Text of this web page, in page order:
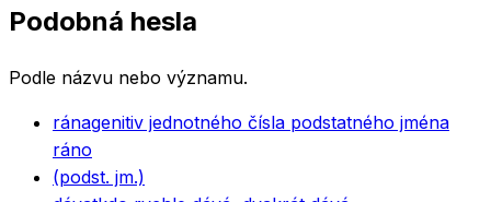
Podobná hesla
Podle názvu nebo významu.
ránagenitiv jednotného čísla podstatného jména
ráno
(podst. jm.)